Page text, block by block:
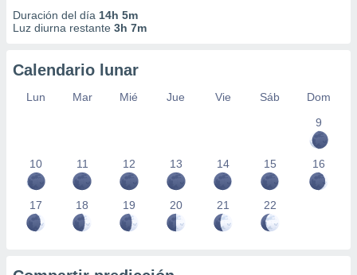
Duración del día 14h 5m
Luz diurna restante 3h 7m
Calendario lunar
Lun Mar Mié Jue Vie Sáb
Dom
9
10 11 12 13 14 15 16
17 18 19 20 21 22